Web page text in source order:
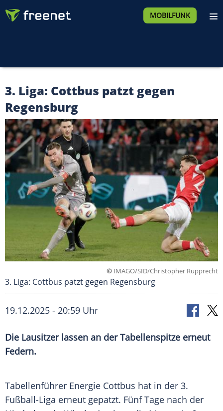
MOBILFUNK
3. Liga: Cottbus patzt gegen
Regensburg
© IMAGO/SID/Christopher Rupprecht
3. Liga: Cottbus patzt gegen Regensburg
19.12.2025 - 20:59 Uhr
Die Lausitzer lassen an der Tabellenspitze erneut
Federn.
Tabellenführer Energie Cottbus hat in der 3.
Fußball-Liga erneut gepatzt. Fünf Tage nach der